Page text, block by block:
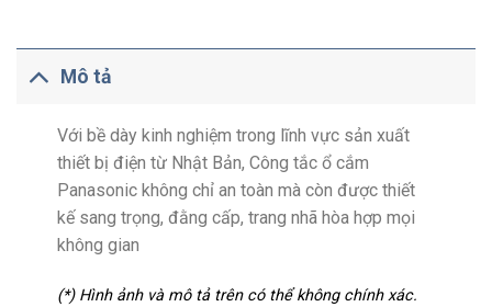
Mô tả
Với bề dày kinh nghiệm trong lĩnh vực sản xuất
thiết bị điện từ Nhật Bản, Công tắc ổ cắm
Panasonic không chỉ an toàn mà còn được thiết
kế sang trọng, đằng cấp, trang nhã hòa hợp mọi
không gian
(*) Hình ảnh và mô tả trên có thể không chính xác.